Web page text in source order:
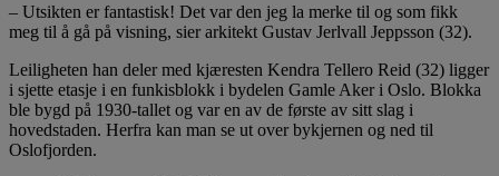
– Utsikten er fantastisk! Det var den jeg la merke til og som fikk
meg til å gå på visning, sier arkitekt Gustav Jerlvall Jeppsson (32).
Leiligheten han deler med kjæresten Kendra Tellero Reid (32) ligger
i sjette etasje i en funkisblokk i bydelen Gamle Aker i Oslo. Blokka
ble bygd på 1930-tallet og var en av de første av sitt slag i
hovedstaden. Herfra kan man se ut over bykjernen og ned til
Oslofjorden.